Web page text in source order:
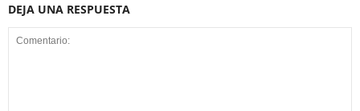
DEJA UNA RESPUESTA